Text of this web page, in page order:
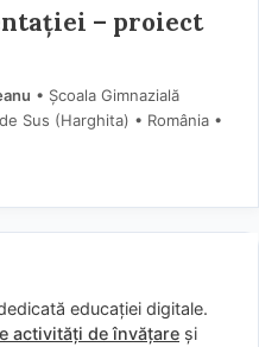
– proiect
• Școala Gimnazială
Sus (Harghita) • România
educației digitale.
activități de învățare și